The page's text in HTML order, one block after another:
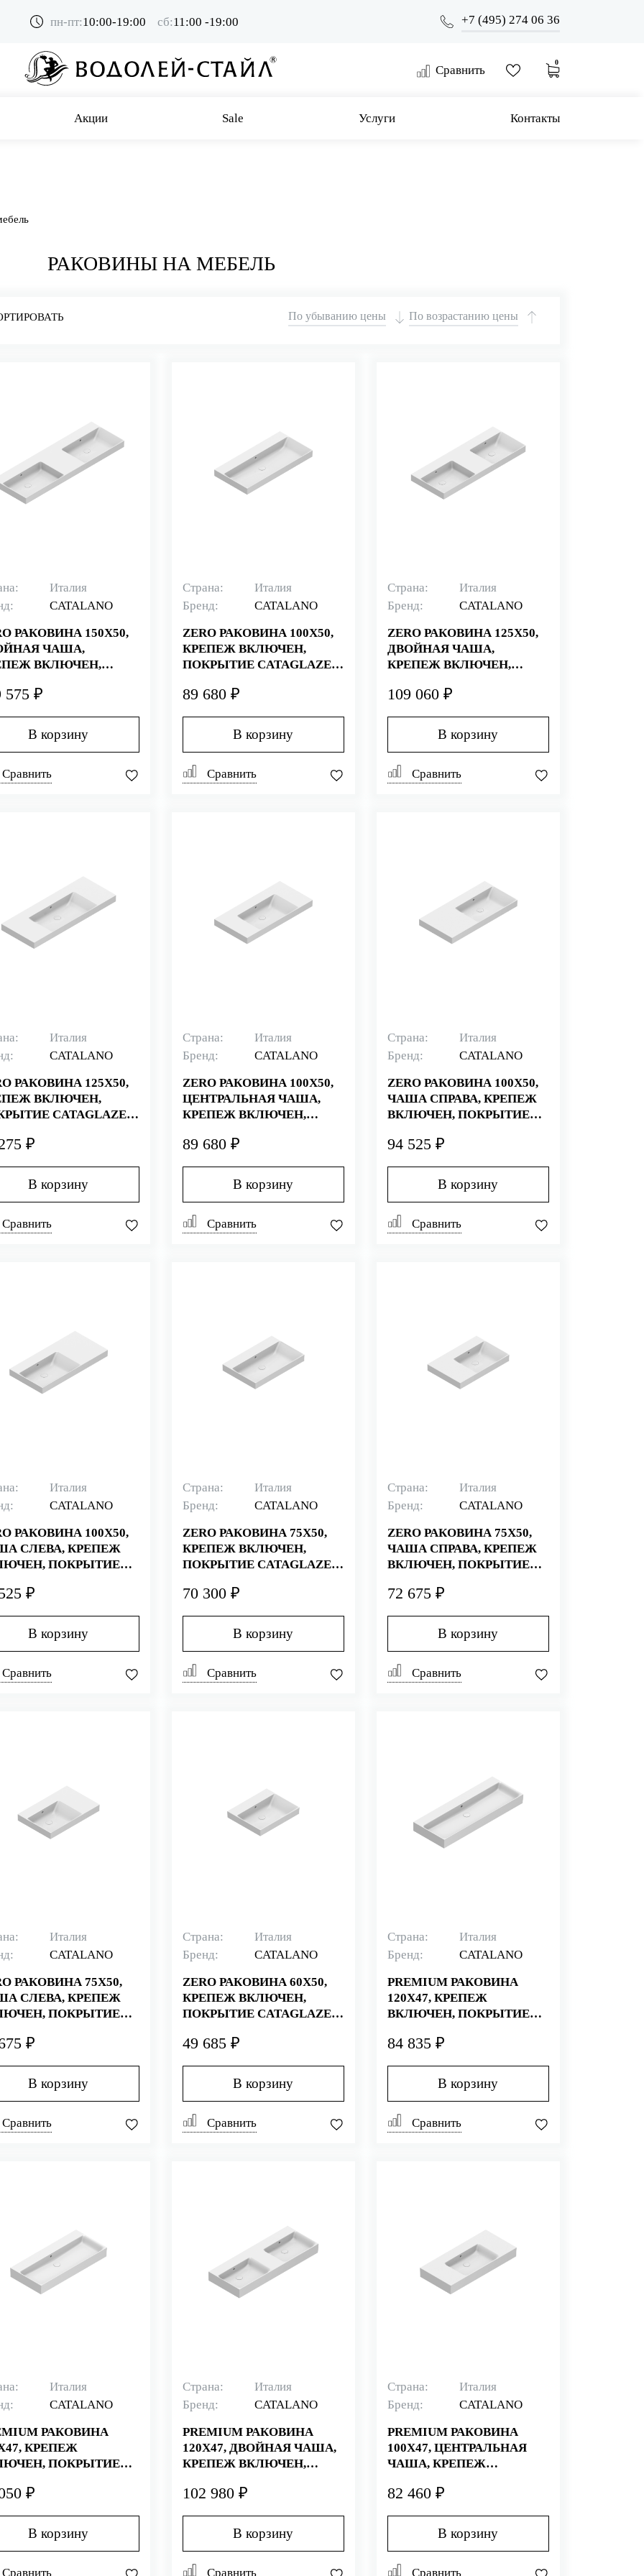
пн-пт:10:00-19:00 сб:11:00 -19:00 +7 (495) 274 06 36
Сравнить
0
Акции Sale Услуги Контакты
РАКОВИНЫ НА МЕБЕЛЬ
По убыванию цены По возрастанию цены
Италия
CATALANO
РАКОВИНА 150Х50,
ЧАША,
ВКЛЮЧЕН,
(СТАРЫЙ
575 ₽
В корзину
Сравнить
Страна:
Италия
Бренд:
CATALANO
ZERO РАКОВИНА 100Х50,
КРЕПЕЖ ВКЛЮЧЕН,
ПОКРЫТИЕ CATAGLAZE+,
АРТИКУЛ 110ZP00)
89 680 ₽
В корзину
Сравнить
Страна:
Италия
Бренд:
CATALANO
ZERO РАКОВИНА 125Х50,
ДВОЙНАЯ ЧАША,
КРЕПЕЖ ВКЛЮЧЕН,
БЕЛАЯ (СТАРЫЙ
109 060 ₽
В корзину
Сравнить
Италия
CATALANO
РАКОВИНА 125Х50,
ВКЛЮЧЕН,
CATAGLAZE+,
1125ZEUP00)
₽
В корзину
Сравнить
Страна:
Италия
Бренд:
CATALANO
ZERO РАКОВИНА 100Х50,
ЦЕНТРАЛЬНАЯ ЧАША,
КРЕПЕЖ ВКЛЮЧЕН,
БЕЛАЯ (СТАРЫЙ
89 680 ₽
В корзину
Сравнить
Страна:
Италия
Бренд:
CATALANO
ZERO РАКОВИНА 100Х50,
ЧАША СПРАВА, КРЕПЕЖ
ВКЛЮЧЕН, ПОКРЫТИЕ
(СТАРЫЙ АРТИКУЛ
94 525 ₽
В корзину
Сравнить
Италия
CATALANO
РАКОВИНА 100Х50,
СЛЕВА, КРЕПЕЖ
ПОКРЫТИЕ
АРТИКУЛ
₽
В корзину
Сравнить
Страна:
Италия
Бренд:
CATALANO
ZERO РАКОВИНА 75Х50,
КРЕПЕЖ ВКЛЮЧЕН,
ПОКРЫТИЕ CATAGLAZE+,
АРТИКУЛ 175ZP00)
70 300 ₽
В корзину
Сравнить
Страна:
Италия
Бренд:
CATALANO
ZERO РАКОВИНА 75Х50,
ЧАША СПРАВА, КРЕПЕЖ
ВКЛЮЧЕН, ПОКРЫТИЕ
(СТАРЫЙ АРТИКУЛ
72 675 ₽
В корзину
Сравнить
Италия
CATALANO
РАКОВИНА 75Х50,
СЛЕВА, КРЕПЕЖ
ПОКРЫТИЕ
АРТИКУЛ
₽
В корзину
Сравнить
Страна:
Италия
Бренд:
CATALANO
ZERO РАКОВИНА 60Х50,
КРЕПЕЖ ВКЛЮЧЕН,
ПОКРЫТИЕ CATAGLAZE+,
АРТИКУЛ 160ZP00)
49 685 ₽
В корзину
Сравнить
Страна:
Италия
Бренд:
CATALANO
PREMIUM РАКОВИНА
120X47, КРЕПЕЖ
ВКЛЮЧЕН, ПОКРЫТИЕ
(СТАРЫЙ АРТИКУЛ
84 835 ₽
В корзину
Сравнить
Италия
CATALANO
РАКОВИНА
КРЕПЕЖ
ПОКРЫТИЕ
АРТИКУЛ
₽
В корзину
Сравнить
Страна:
Италия
Бренд:
CATALANO
PREMIUM РАКОВИНА
120X47, ДВОЙНАЯ ЧАША,
КРЕПЕЖ ВКЛЮЧЕН,
БЕЛАЯ (СТАРЫЙ
102 980 ₽
В корзину
Сравнить
Страна:
Италия
Бренд:
CATALANO
PREMIUM РАКОВИНА
100X47, ЦЕНТРАЛЬНАЯ
ЧАША, КРЕПЕЖ
CATAGLAZE+, БЕЛАЯ
110VPUPN00)
82 460 ₽
В корзину
Сравнить